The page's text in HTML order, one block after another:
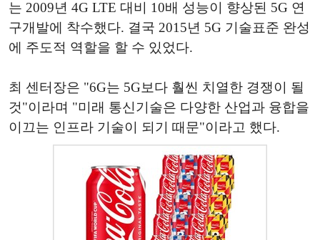
는 2009년 4G LTE 대비 10배 성능이 향상된 5G 연
구개발에 착수했다. 결국 2015년 5G 기술표준 완성
에 주도적 역할을 할 수 있었다.
최 센터장은 "6G는 5G보다 훨씬 치열한 경쟁이 될
것"이라며 "미래 통신기술은 다양한 산업과 융합을
이끄는 인프라 기술이 되기 때문"이라고 했다.